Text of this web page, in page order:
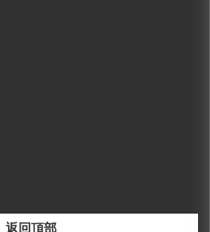
返回頂部